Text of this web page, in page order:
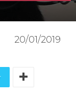
20/01/2019